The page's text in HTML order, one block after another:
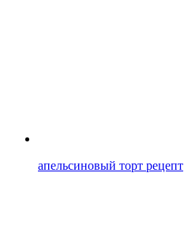
апельсиновый торт рецепт